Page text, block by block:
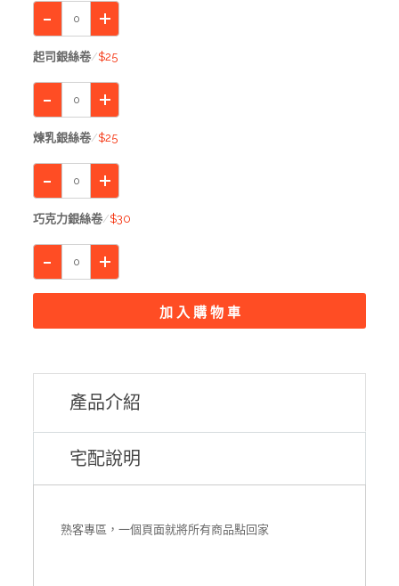
起司銀絲卷 $25
煉乳銀絲卷 $25
巧克力銀絲卷 $30
產品介紹
宅配說明
熟客專區，一個頁面就將所有商品點回家